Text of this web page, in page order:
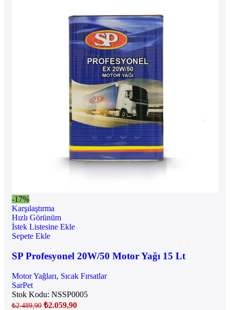
-17%
Karşılaştırma
Hızlı Görünüm
İstek Listesine Ekle
Sepete Ekle
SP Profesyonel 20W/50 Motor Yağı 15 Lt
Motor Yağları, Sıcak Fırsatlar
SarPet
Stok Kodu: NSSP0005
₺2.489,90 ₺2.059,90